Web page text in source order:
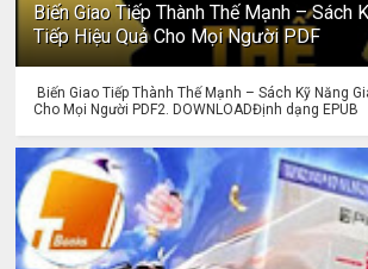
Biến Giao Tiếp Thành Thế Mạnh – Sách
Tiếp Hiệu Quả Cho Mọi Người PDF
Biến Giao Tiếp Thành Thế Mạnh – Sách Kỹ Năng
Cho Mọi Người PDF2. DOWNLOADĐịnh dạng